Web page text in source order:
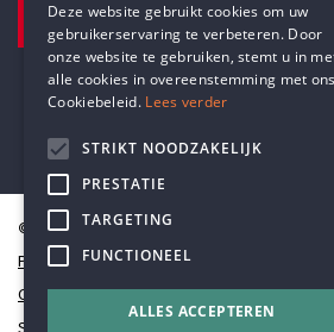
Pottenbrug 4
Antwerpen, 2000
© Humanistisch Verbond 2026
Privacy
Cookiestatement
DUTCH
Deze website gebruikt cookies om uw
gebruikerservaring te verbeteren. Door
onze website te gebruiken, stemt u in
alle cookies in overeenstemming met ons
Cookiebeleid. Lees verder
STRIKT NOODZAKELIJK
PRESTATIE
TARGETING
FUNCTIONEEL
ALLES ACCEPTEREN